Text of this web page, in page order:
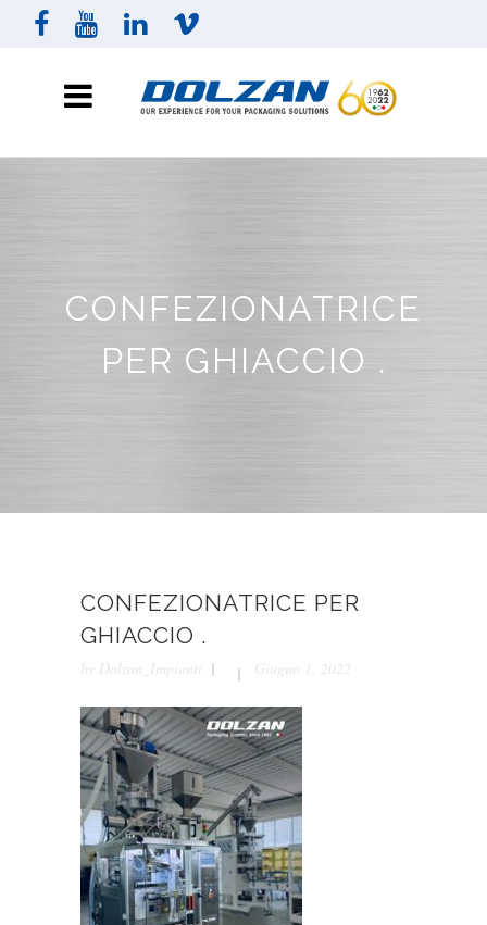
CONFEZIONATRICE
PER GHIACCIO .
CONFEZIONATRICE PER
GHIACCIO .
by Dolzan_Impianti Giugno 1, 2022